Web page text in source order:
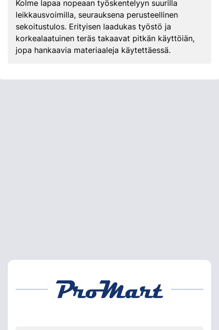
Kolme lapaa nopeaan työskentelyyn suurilla
leikkausvoimilla, seurauksena perusteellinen
sekoitustulos. Erityisen laadukas työstö ja
korkealaatuinen teräs takaavat pitkän käyttöiän,
jopa hankaavia materiaaleja käytettäessä.